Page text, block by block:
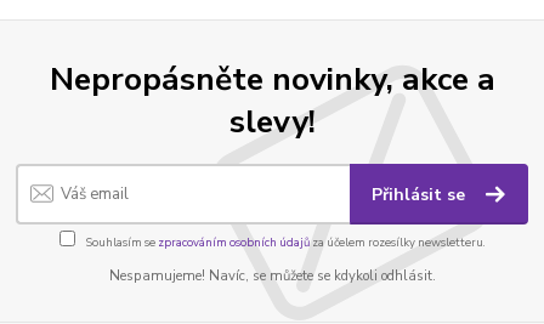
Nepropásněte novinky, akce a
slevy!
Přihlásit se
Souhlasím se zpracováním osobních údajůza účelem rozesílky newsletteru.
Nespamujeme! Navíc, se můžete se kdykoli odhlásit.